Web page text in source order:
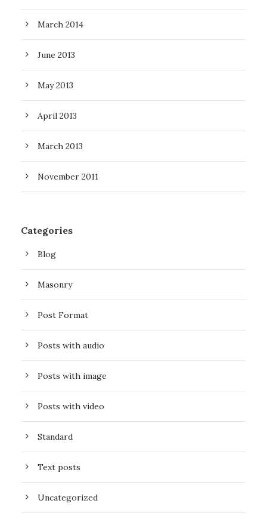
March 2014
June 2013
May 2013
April 2013
March 2013
November 2011
Categories
Blog
Masonry
Post Format
Posts with audio
Posts with image
Posts with video
Standard
Text posts
Uncategorized